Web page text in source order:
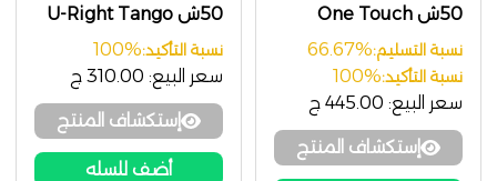
50ش One Touch
Select
نسبة التسليم:66.67%
نسبة التأكيد:100%
سعر البيع: 445.00 ج
إستكشاف المنتج
50ش U-Right Tango
TD4235
نسبة التأكيد:100%
سعر البيع: 310.00 ج
إستكشاف المنتج
أضف للسله